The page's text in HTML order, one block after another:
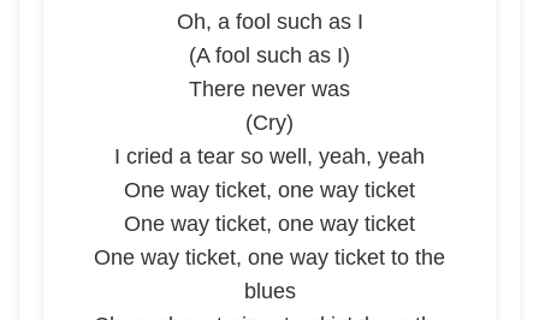
Oh, a fool such as I
(A fool such as I)
There never was
(Cry)
I cried a tear so well, yeah, yeah
One way ticket, one way ticket
One way ticket, one way ticket
One way ticket, one way ticket to the
blues